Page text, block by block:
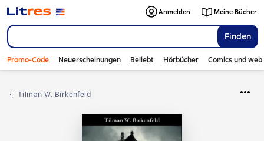
Finden
Anmelden Meine Bücher
Promo-Code Neuerscheinungen Beliebt Hörbücher Comics und
Tilman W. Birkenfeld